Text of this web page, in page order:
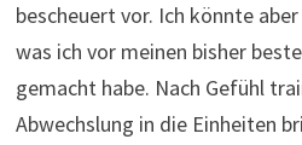
bescheuert vor. Ich könnte
was ich vor meinen bisher
gemacht habe. Nach Gefühl
Abwechslung in die Einheiten